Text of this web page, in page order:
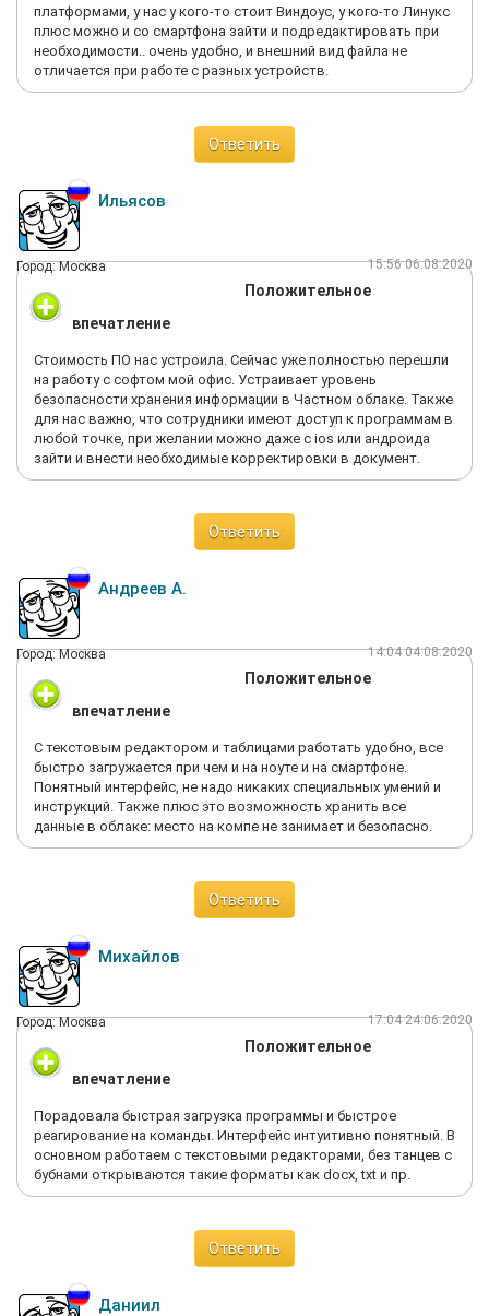
платформами, у нас у кого-то стоит Виндоус, у кого-то Линукс
плюс можно и со смартфона зайти и подредактировать при
необходимости.. очень удобно, и внешний вид файла не
отличается при работе с разных устройств.
Ответить
Ильясов
Город: Москва 15:56 06.08.2020
Положительное
впечатление
Стоимость ПО нас устроила. Сейчас уже полностью перешли
на работу с софтом мой офис. Устраивает уровень
безопасности хранения информации в Частном облаке. Также
для нас важно, что сотрудники имеют доступ к программам в
любой точке, при желании можно даже с ios или андроида
зайти и внести необходимые корректировки в документ.
Ответить
Андреев А.
Город: Москва 14:04 04.08.2020
Положительное
впечатление
С текстовым редактором и таблицами работать удобно, все
быстро загружается при чем и на ноуте и на смартфоне.
Понятный интерфейс, не надо никаких специальных умений и
инструкций. Также плюс это возможность хранить все
данные в облаке: место на компе не занимает и безопасно.
Ответить
Михайлов
Город: Москва 17:04 24.06.2020
Положительное
впечатление
Порадовала быстрая загрузка программы и быстрое
реагирование на команды. Интерфейс интуитивно понятный. В
основном работаем с текстовыми редакторами, без танцев с
бубнами открываются такие форматы как docx, txt и пр.
Ответить
Даниил